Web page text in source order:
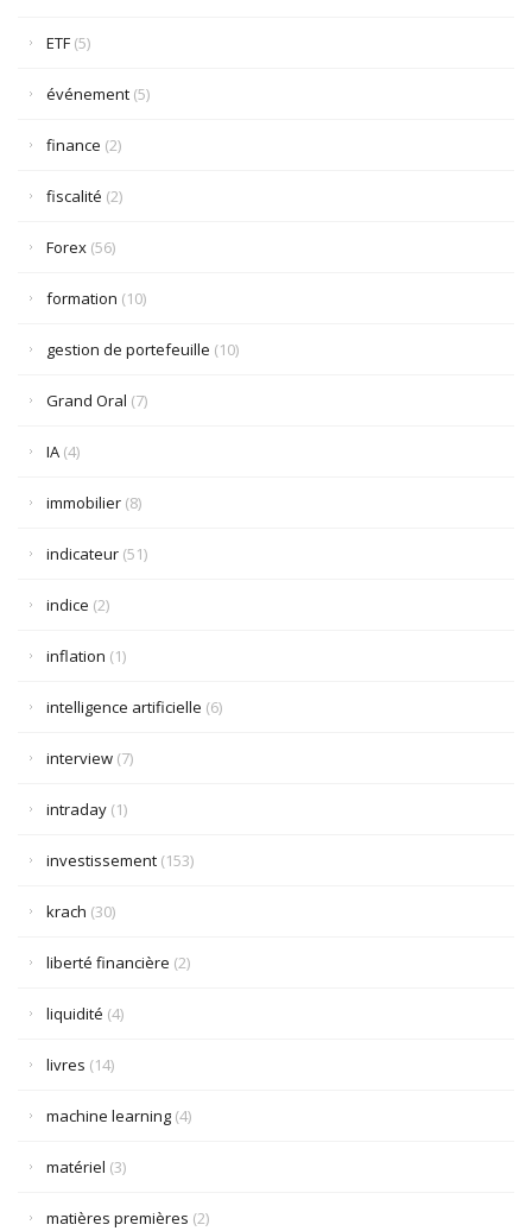
ETF (5)
événement (5)
finance (2)
fiscalité (2)
Forex (56)
formation (10)
gestion de portefeuille (10)
Grand Oral (7)
IA (4)
immobilier (8)
indicateur (51)
indice (2)
inflation (1)
intelligence artificielle (6)
interview (7)
intraday (1)
investissement (153)
krach (30)
liberté financière (2)
liquidité (4)
livres (14)
machine learning (4)
matériel (3)
matières premières (2)